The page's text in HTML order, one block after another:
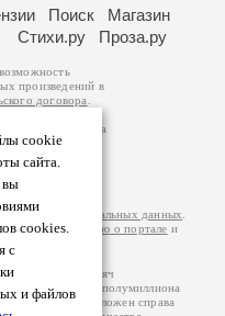
cookie
сайта.
вы
cookies.
с
и файлов
Поиск
Магазин
Стихи.ру Проза.ру
произведений в
договора
авторам
возможна
вы можете
за
на
персональных данных
информацию о портале и
порядка 100 тысяч
более полумиллиона
который расположен справа